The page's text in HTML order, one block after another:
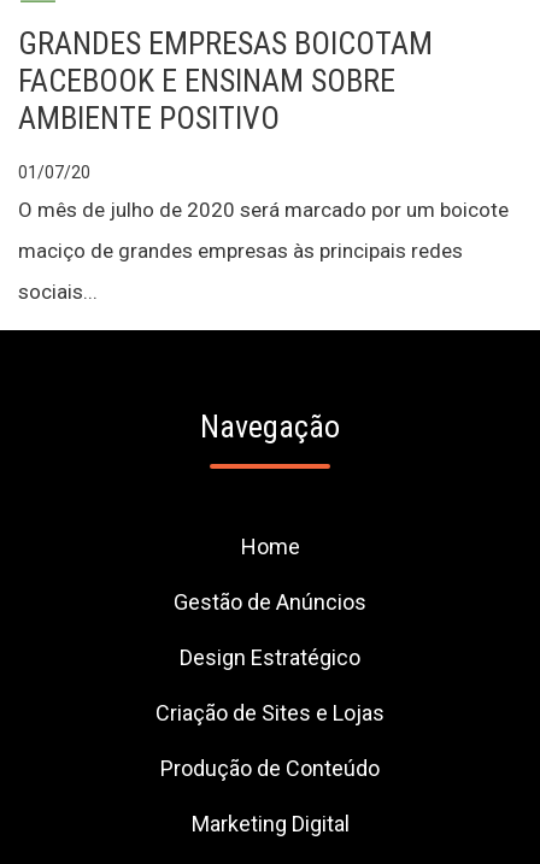
GRANDES EMPRESAS BOICOTAM
FACEBOOK E ENSINAM SOBRE
AMBIENTE POSITIVO
01/07/20
O mês de julho de 2020 será marcado por um boicote
maciço de grandes empresas às principais redes
sociais...
Navegação
Home
Gestão de Anúncios
Design Estratégico
Criação de Sites e Lojas
Produção de Conteúdo
Marketing Digital